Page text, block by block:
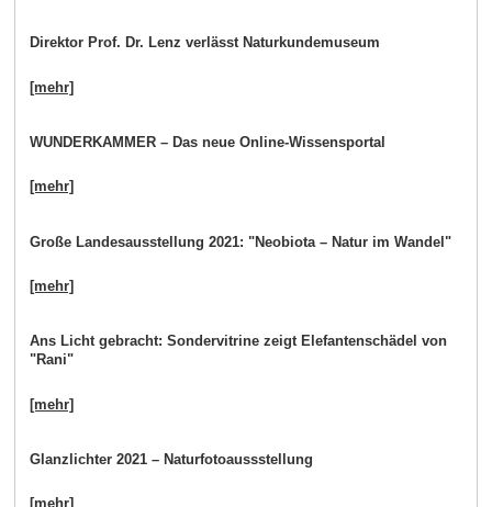
Direktor Prof. Dr. Lenz verlässt Naturkundemuseum
[mehr]
WUNDERKAMMER – Das neue Online-Wissensportal
[mehr]
Große Landesausstellung 2021: "Neobiota – Natur im Wandel"
[mehr]
Ans Licht gebracht: Sondervitrine zeigt Elefantenschädel von
"Rani"
[mehr]
Glanzlichter 2021 – Naturfotoaussstellung
[mehr]